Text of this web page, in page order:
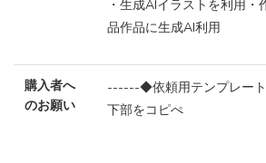
・生成AIイラストを利用
品作品に生成AI利用
購入者へ
のお願い
------◆依頼用テンプレー
下部をコピぺ